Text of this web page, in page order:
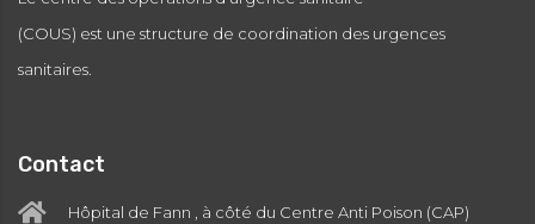
(COUS) est une structure de coordination des urgences
sanitaires.
Contact
Hôpital de Fann , à côté du Centre Anti Poison (CAP)